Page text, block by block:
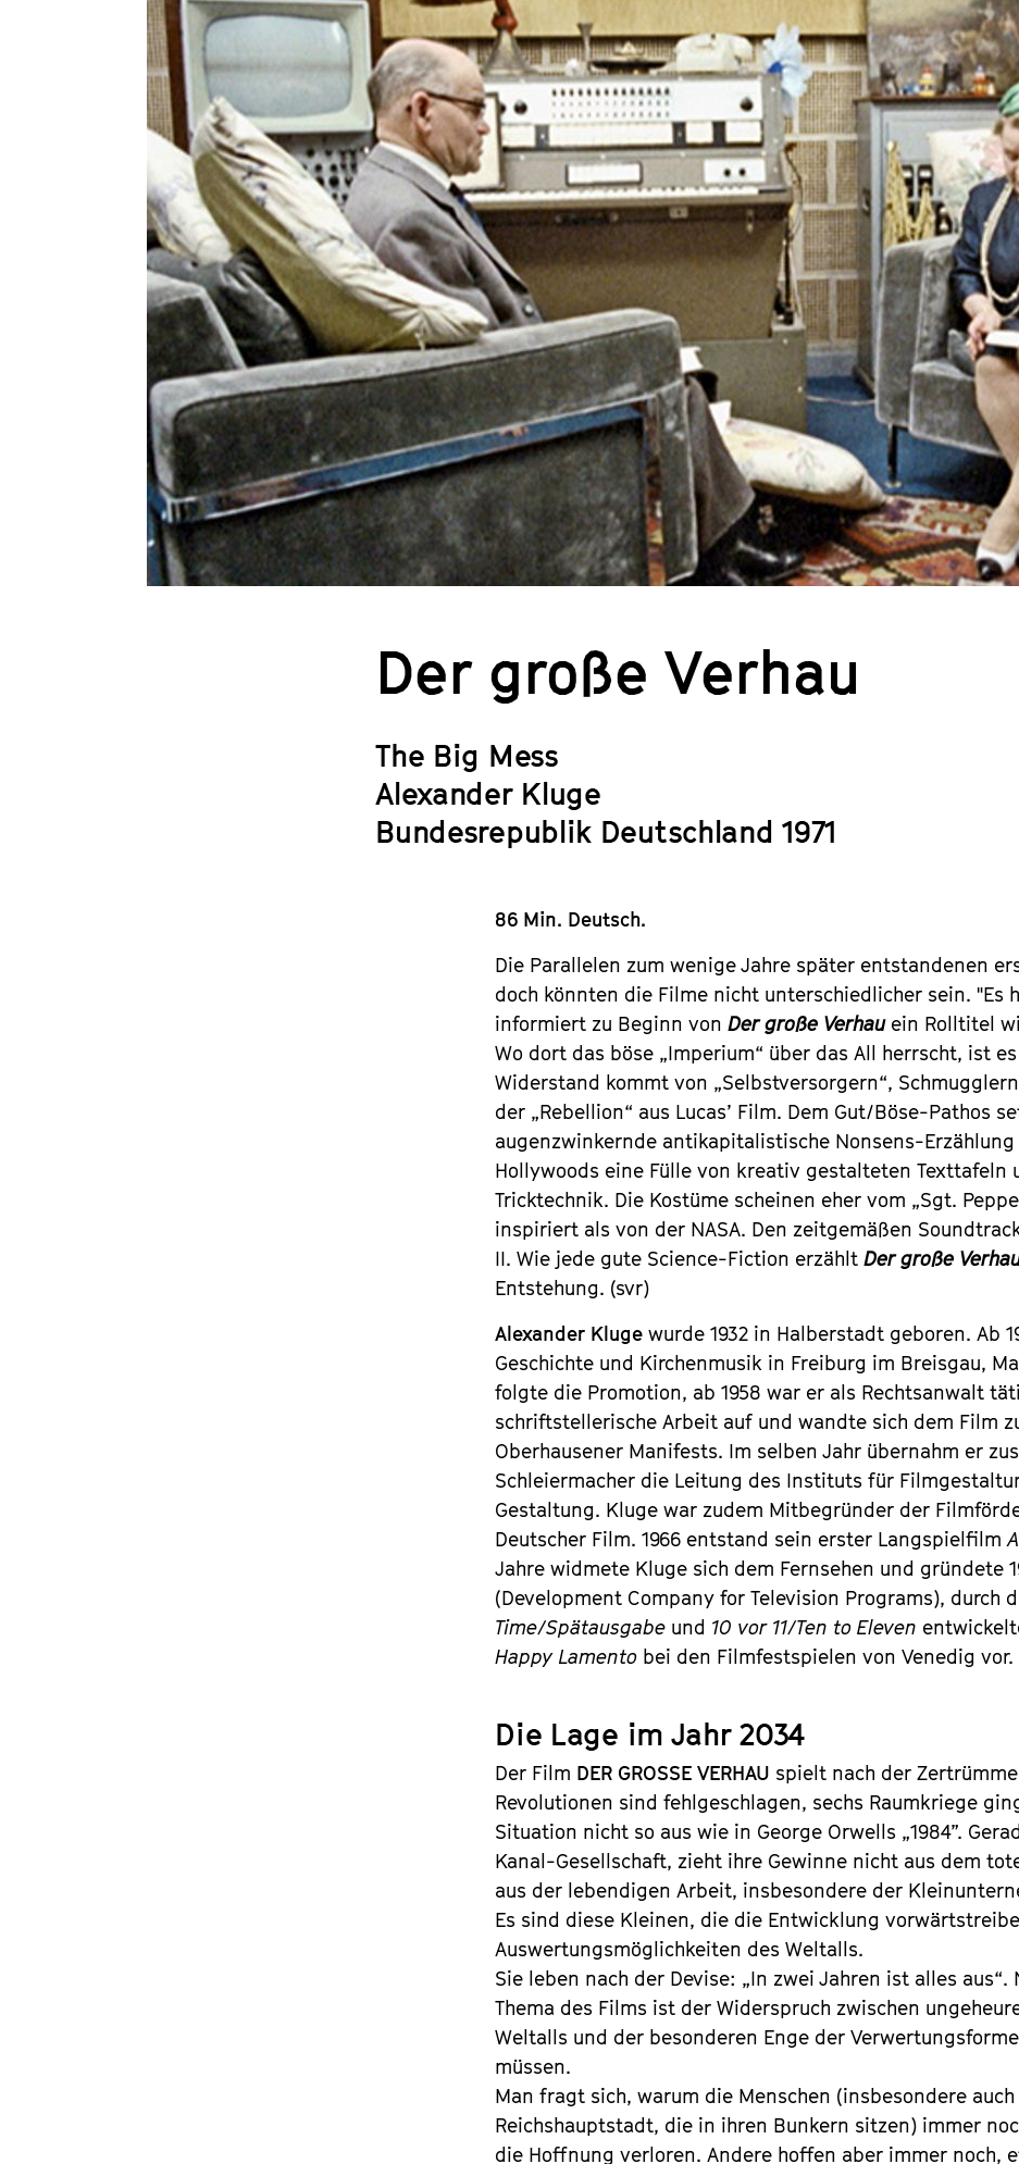
Der große Verhau
The Big Mess
Alexander Kluge
Bundesrepublik Deutschland 1971
86 Min. Deutsch.
Die Parallelen zum wenige Jahre später entstandenen
doch könnten die Filme nicht unterschiedlicher sein. "Es
informiert zu Beginn vonDer große Verhauein Rolltitel
Wo dort das böse „Imperium“ über das All herrscht, ist
Widerstand kommt von „Selbstversorgern“,
der „Rebellion“ aus Lucas’ Film. Dem Gut/Böse-Pathos
augenzwinkernde antikapitalistische Nonsens-
Hollywoods eine Fülle von kreativ gestalteten
Tricktechnik. Die Kostüme scheinen eher vom „Sgt.
inspiriert als von der NASA. Den zeitgemäßen
II. Wie jede gute Science-Fiction erzähltDer große
Entstehung. (svr)
Alexander Kluge wurde 1932 in Halberstadt geboren. Ab
Geschichte und Kirchenmusik in Freiburg im Breisgau,
folgte die Promotion, ab 1958 war er als Rechtsanwalt
schriftstellerische Arbeit auf und wandte sich dem Film
Oberhausener Manifests. Im selben Jahr übernahm er
Schleiermacher die Leitung des Instituts für
Gestaltung. Kluge war zudem Mitbegründer der
Deutscher Film. 1966 entstand sein erster Langspielfilm
Jahre widmete Kluge sich dem Fernsehen und gründete
(Development Company for Television Programs), durch
Time/Spätausgabe und 10 vor 11/Ten to Eleven
Happy Lamento bei den Filmfestspielen von Venedig vor.
Die Lage im Jahr 2034
Der Film DER GROSSE VERHAU spielt nach der
Revolutionen sind fehlgeschlagen, sechs Raumkriege
Situation nicht so aus wie in George Orwells „1984”.
Kanal-Gesellschaft, zieht ihre Gewinne nicht aus dem
aus der lebendigen Arbeit, insbesondere der
Es sind diese Kleinen, die die Entwicklung
Auswertungsmöglichkeiten des Weltalls.
Sie leben nach der Devise: „In zwei Jahren ist alles
Thema des Films ist der Widerspruch zwischen
Weltalls und der besonderen Enge der
müssen.
Man fragt sich, warum die Menschen (insbesondere
Reichshauptstadt, die in ihren Bunkern sitzen) immer
die Hoffnung verloren. Andere hoffen aber immer noch,